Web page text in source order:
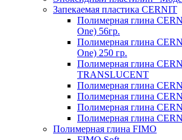
Запекаемая пластика CERNIT
Полимерная глина
One) 56гр.
Полимерная глина
One) 250 гр.
Полимерная глина
TRANSLUCENT
Полимерная глина
Полимерная глина
Полимерная глина
Полимерная глина
Полимерная глина FIMO